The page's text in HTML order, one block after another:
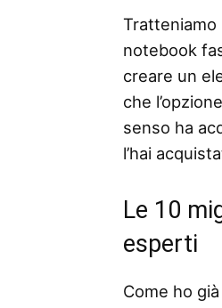
Tratteniamo
notebook
creare un
che
senso ha
l’hai
Le 10
esperti
Come ho